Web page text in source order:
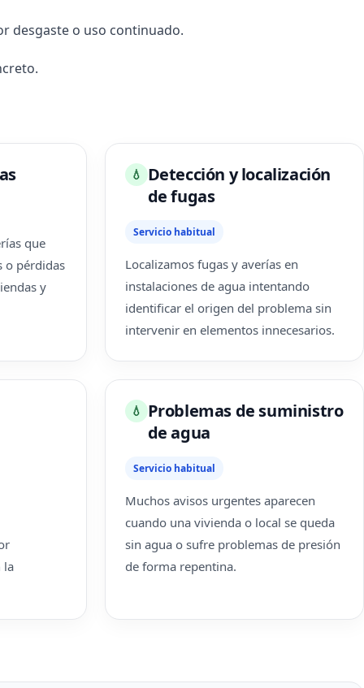
desgaste o uso continuado.
que
o pérdidas
y
💧 Detección y localización
de fugas
Servicio habitual
Localizamos fugas y averías en
instalaciones de agua intentando
identificar el origen del problema sin
intervenir en elementos innecesarios.
la
💧 Problemas de suministro
de agua
Servicio habitual
Muchos avisos urgentes aparecen
cuando una vivienda o local se queda
sin agua o sufre problemas de presión
de forma repentina.